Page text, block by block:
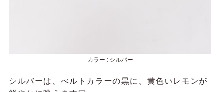
カラー : シルバー
シルバーは、べルトカラーの黒に、黄色いレモンが